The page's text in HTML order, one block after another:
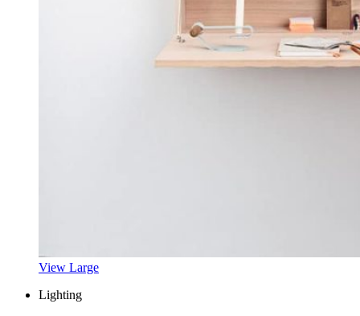
View Large
Lighting